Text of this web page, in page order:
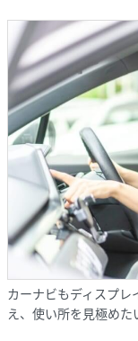
カーナビもディスプレ
え、使い所を見極めた